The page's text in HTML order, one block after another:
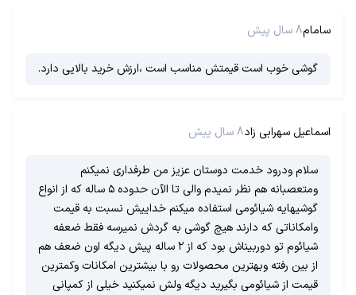
سامام8 سال پیش
گوشی خوب است قیمتش مناسب است ،ارزش خرید بالایی دارد.
اسماعیل سهرابی زاد8 سال پیش
سلام ودرود خدمت دوستان عزیز من طرفداری نمیکنم
ومتعصبانه هم نظر نمیدم والی تا الآن حدوده ۵ ساله که از انواع
گوشیهایه شیائومی استفاده میکنم خداییش نسبت به قیمت
وامکاناتی که دارند هیچ گوشی به گردش نمیرسه فقط ضعفه
شیائوم تو دوربیناش بود که از ۲ ساله پیش دیگه اون ضعف هم
از بین رفته وبهترین محصولات رو با بیشترین امکانات وکمترین
قیمت از شیائومی بگیرید دیگه ولش نمیکنید خیلی از کمپانی